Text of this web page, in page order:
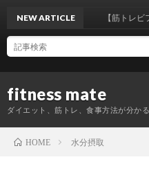
fitness mate
ダイエット、筋トレ、食事方法が分か
NEW ARTICLE 【筋トレビフ
HOME 水分摂取